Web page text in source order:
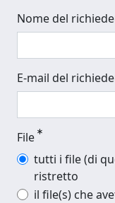
Nome del
E-mail del
File
tutti i file (di
ristretto
il file(s) che